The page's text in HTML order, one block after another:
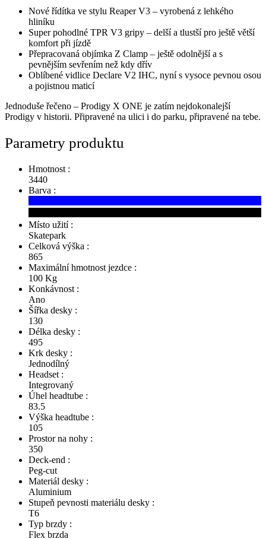
Nové řídítka ve stylu Reaper V3 – vyrobená z lehkého
hliníku
Super pohodlné TPR V3 gripy – delší a tlustší pro ještě větší
komfort při jízdě
Přepracovaná objímka Z Clamp – ještě odolnější a s
pevnějším sevřením než kdy dřív
Oblíbené vidlice Declare V2 IHC, nyní s vysoce pevnou osou
a pojistnou maticí
Jednoduše řečeno – Prodigy X ONE je zatím nejdokonalejší
Prodigy v historii. Připravené na ulici i do parku, připravené na tebe.
Parametry produktu
Hmotnost :
3440
Barva :
Místo užití :
Skatepark
Celková výška :
865
Maximální hmotnost jezdce :
100 Kg
Konkávnost :
Ano
Šířka desky :
130
Délka desky :
495
Krk desky :
Jednodílný
Headset :
Integrovaný
Úhel headtube :
83.5
Výška headtube :
105
Prostor na nohy :
350
Deck-end :
Peg-cut
Materiál desky :
Aluminium
Stupeň pevnosti materiálu desky :
T6
Typ brzdy :
Flex brzda